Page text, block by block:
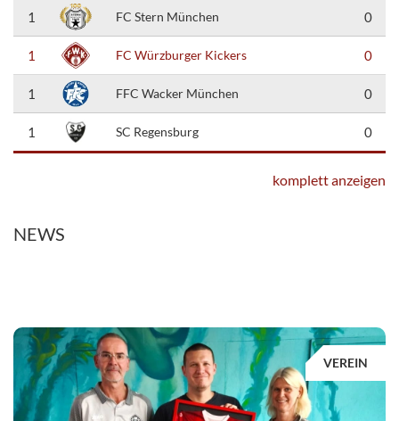
1 FC Stern München 0
1 FC Würzburger Kickers 0
1 FFC Wacker München 0
1 SC Regensburg 0
komplett anzeigen
NEWS
VEREIN